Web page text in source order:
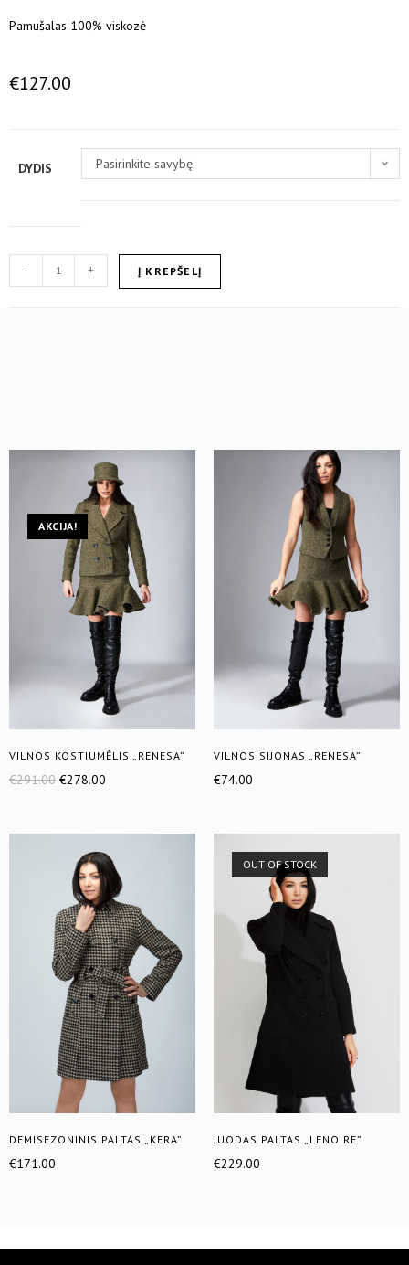
Pamušalas 100% viskozė
€127.00
DYDIS Pasirinkite savybę
- + Į KREPŠELĮ
AKCIJA!
VILNOS KOSTIUMĖLIS „RENESA”
€291.00 €278.00
VILNOS SIJONAS „RENESA”
€74.00
DEMISEZONINIS PALTAS „KERA”
€171.00
OUT OF STOCK
JUODAS PALTAS „LENOIRE”
€229.00